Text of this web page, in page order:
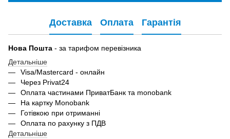
Доставка Оплата Гарантія
Нова Пошта - за тарифом перевізника
Детальніше
Visa/Mastercard - онлайн
Через Privat24
Оплата частинами ПриватБанк та monobank
На картку Monobank
Готівкою при отриманні
Оплата по рахунку з ПДВ
Детальніше